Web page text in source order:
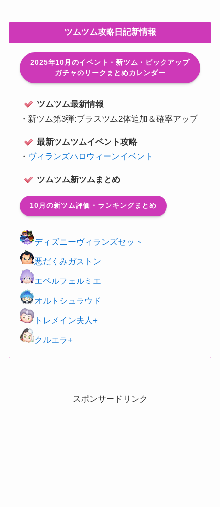
ツムツム攻略日記新情報
2025年10月のイベント・新ツム・ピックアップ
ガチャのリークまとめカレンダー
ツムツム最新情報
・ 新ツム第3弾:プラスツム2体追加＆確率アップ
最新ツムツムイベント攻略
・ ヴィランズハロウィーンイベント
ツムツム新ツムまとめ
10月の新ツム評価・ランキングまとめ
ディズニーヴィランズセット
悪だくみガストン
エペルフェルミエ
オルトシュラウド
トレメイン夫人+
クルエラ+
スポンサードリンク